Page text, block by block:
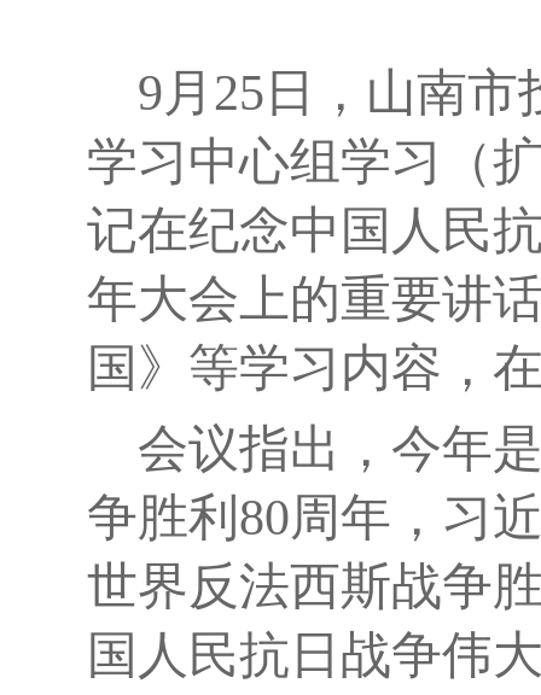
9月25日，山南市
学习中心组 学习（
记在纪念中国人民
年大会上的重要讲
国》 等学习内容，
会议指出， 今年
争胜利 80周年， 习
世界反法西斯战争
国人民抗日战争伟